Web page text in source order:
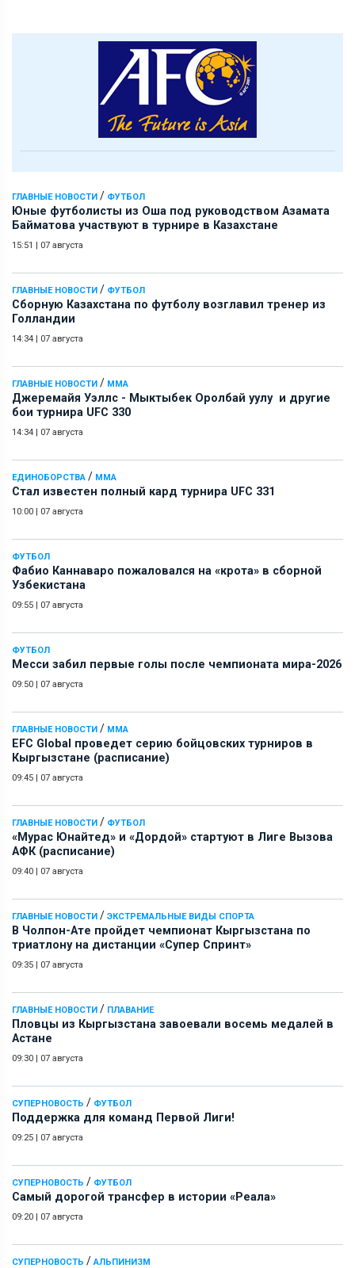
ГЛАВНЫЕ НОВОСТИ / ФУТБОЛ
Юные футболисты из Оша под руководством Азамата
Байматова участвуют в турнире в Казахстане
15:51 | 07 августа
ГЛАВНЫЕ НОВОСТИ / ФУТБОЛ
Сборную Казахстана по футболу возглавил тренер из
Голландии
14:34 | 07 августа
ГЛАВНЫЕ НОВОСТИ / ММА
Джеремайя Уэллс - Мыктыбек Оролбай уулу и другие
бои турнира UFC 330
14:34 | 07 августа
ЕДИНОБОРСТВА / ММА
Стал известен полный кард турнира UFC 331
10:00 | 07 августа
ФУТБОЛ
Фабио Каннаваро пожаловался на «крота» в сборной
Узбекистана
09:55 | 07 августа
ФУТБОЛ
Месси забил первые голы после чемпионата мира-2026
09:50 | 07 августа
ГЛАВНЫЕ НОВОСТИ / ММА
EFC Global проведет серию бойцовских турниров в
Кыргызстане (расписание)
09:45 | 07 августа
ГЛАВНЫЕ НОВОСТИ / ФУТБОЛ
«Мурас Юнайтед» и «Дордой» стартуют в Лиге Вызова
АФК (расписание)
09:40 | 07 августа
ГЛАВНЫЕ НОВОСТИ / ЭКСТРЕМАЛЬНЫЕ ВИДЫ СПОРТА
В Чолпон-Ате пройдет чемпионат Кыргызстана по
триатлону на дистанции «Супер Спринт»
09:35 | 07 августа
ГЛАВНЫЕ НОВОСТИ / ПЛАВАНИЕ
Пловцы из Кыргызстана завоевали восемь медалей в
Астане
09:30 | 07 августа
СУПЕРНОВОСТЬ / ФУТБОЛ
Поддержка для команд Первой Лиги!
09:25 | 07 августа
СУПЕРНОВОСТЬ / ФУТБОЛ
Самый дорогой трансфер в истории «Реала»
09:20 | 07 августа
СУПЕРНОВОСТЬ / АЛЬПИНИЗМ